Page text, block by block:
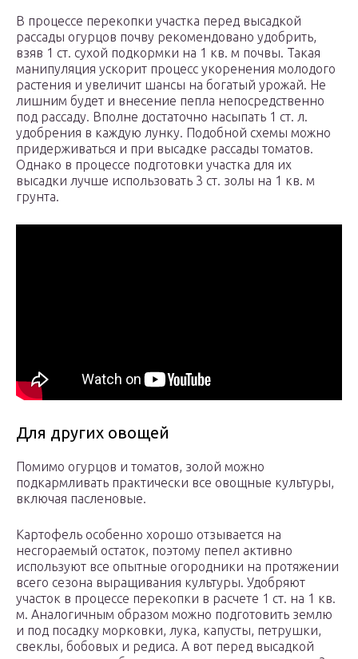
В процессе перекопки участка перед высадкой
рассады огурцов почву рекомендовано удобрить,
взяв 1 ст. сухой подкормки на 1 кв. м почвы. Такая
манипуляция ускорит процесс укоренения молодого
растения и увеличит шансы на богатый урожай. Не
лишним будет и внесение пепла непосредственно
под рассаду. Вполне достаточно насыпать 1 ст. л.
удобрения в каждую лунку. Подобной схемы можно
придерживаться и при высадке рассады томатов.
Однако в процессе подготовки участка для их
высадки лучше использовать 3 ст. золы на 1 кв. м
грунта.
Для других овощей
Помимо огурцов и томатов, золой можно
подкармливать практически все овощные культуры,
включая пасленовые.
Картофель особенно хорошо отзывается на
несгораемый остаток, поэтому пепел активно
используют все опытные огородники на протяжении
всего сезона выращивания культуры. Удобряют
участок в процессе перекопки в расчете 1 ст. на 1 кв.
м. Аналогичным образом можно подготовить землю
и под посадку морковки, лука, капусты, петрушки,
свеклы, бобовых и редиса. А вот перед высадкой